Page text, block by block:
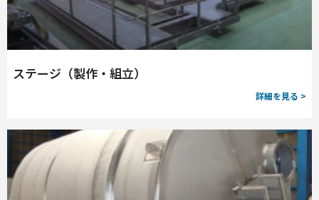
ステージ（製作・組立）
詳細を見る >